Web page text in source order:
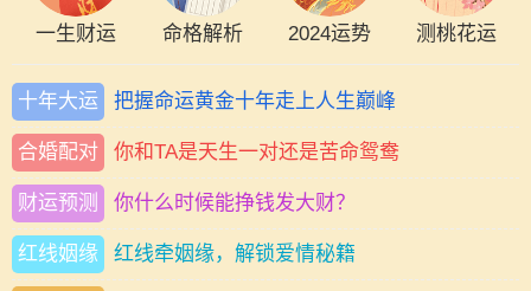
一生财运 命格解析 2024运势 测桃花运
十年大运 把握命运黄金十年走上人生巅峰
合婚配对 你和TA是天生一对还是苦命鸳鸯
财运预测 你什么时候能挣钱发大财？
红线姻缘 红线牵姻缘，解锁爱情秘籍